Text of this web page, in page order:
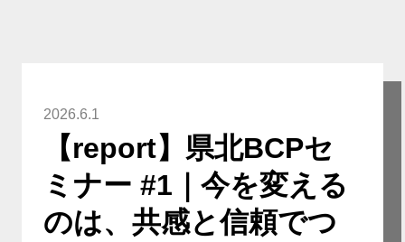
2026.6.1
【report】県北BCPセ
ミナー #1｜今を変える
のは、共感と信頼でつ